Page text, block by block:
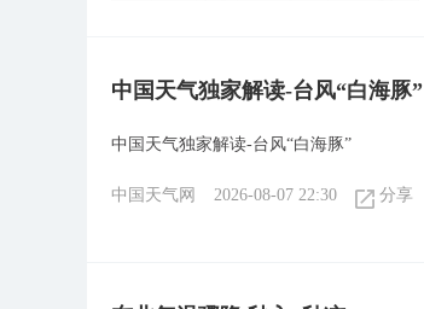
中国天气独家解读-台风“白海豚”
中国天气独家解读-台风“白海豚”
中国天气网 2026-08-07 22:30 分享